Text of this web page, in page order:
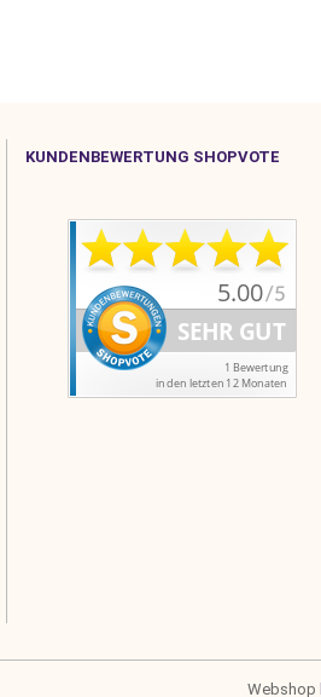
KUNDENBEWERTUNG SHOPVOTE
Webshop